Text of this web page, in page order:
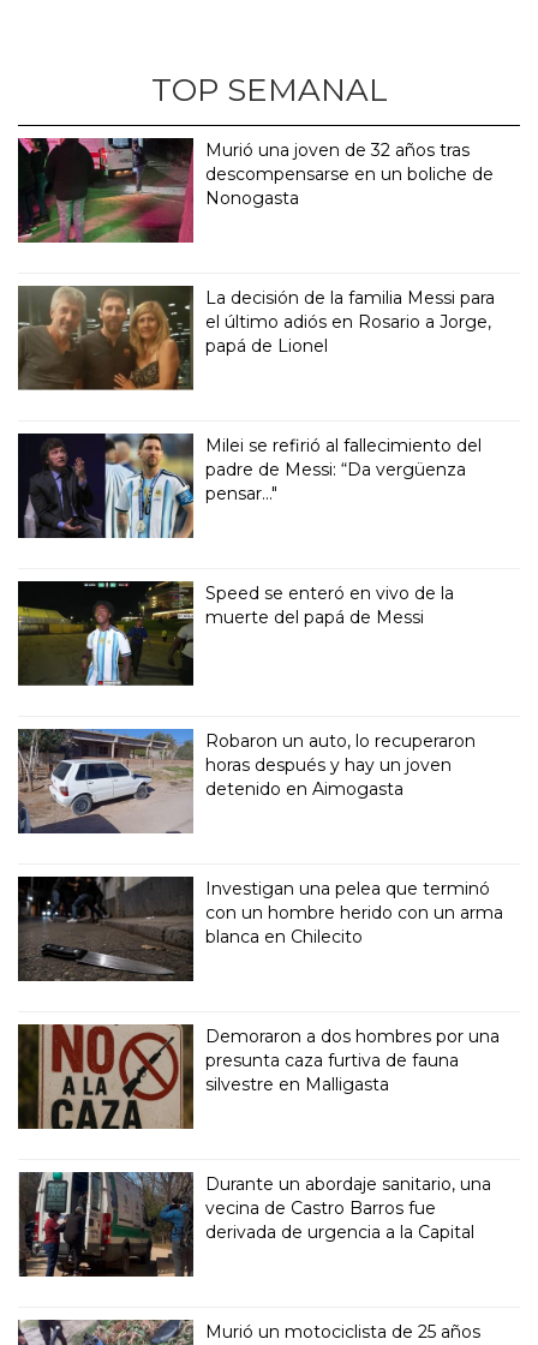
TOP SEMANAL
Murió una joven de 32 años tras
descompensarse en un boliche de
Nonogasta
La decisión de la familia Messi para
el último adiós en Rosario a Jorge,
papá de Lionel
Milei se refirió al fallecimiento del
padre de Messi: “Da vergüenza
pensar..."
Speed se enteró en vivo de la
muerte del papá de Messi
Robaron un auto, lo recuperaron
horas después y hay un joven
detenido en Aimogasta
Investigan una pelea que terminó
con un hombre herido con un arma
blanca en Chilecito
Demoraron a dos hombres por una
presunta caza furtiva de fauna
silvestre en Malligasta
Durante un abordaje sanitario, una
vecina de Castro Barros fue
derivada de urgencia a la Capital
Murió un motociclista de 25 años